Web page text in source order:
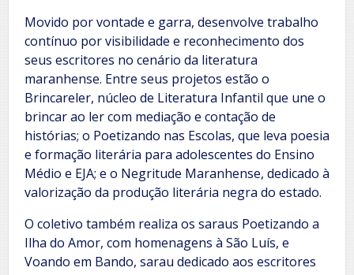
Movido por vontade e garra, desenvolve trabalho
contínuo por visibilidade e reconhecimento dos
seus escritores no cenário da literatura
maranhense. Entre seus projetos estão o
Brincareler, núcleo de Literatura Infantil que une o
brincar ao ler com mediação e contação de
histórias; o Poetizando nas Escolas, que leva poesia
e formação literária para adolescentes do Ensino
Médio e EJA; e o Negritude Maranhense, dedicado à
valorização da produção literária negra do estado.
O coletivo também realiza os saraus Poetizando a
Ilha do Amor, com homenagens à São Luís, e
Voando em Bando, sarau dedicado aos escritores